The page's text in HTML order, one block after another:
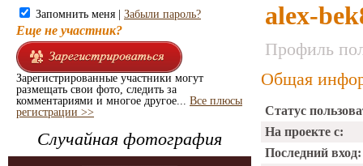
Запомнить меня | Забыли пароль?
Еще не участник?
Зарегистрированные участники могут
размещать свои фото, следить за
комментариями и многое другое... Все плюсы
регистрации >>
Случайная фотография
alex-
Профиль
Общая
Статус
На проекте с:
Последний вход: